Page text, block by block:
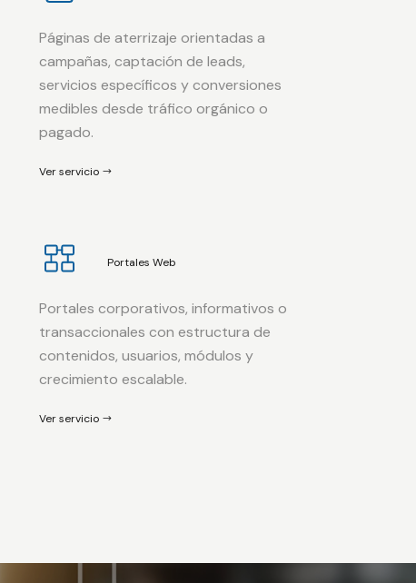
Páginas de aterrizaje orientadas a
campañas, captación de leads,
servicios específicos y conversiones
medibles desde tráfico orgánico o
pagado.
Ver servicio
Portales Web
Portales corporativos, informativos o
transaccionales con estructura de
contenidos, usuarios, módulos y
crecimiento escalable.
Ver servicio